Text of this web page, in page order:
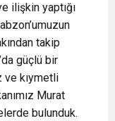
ilişkin yaptığı
takip
güçlü bir
ve kıymetli
Murat
bulunduk.